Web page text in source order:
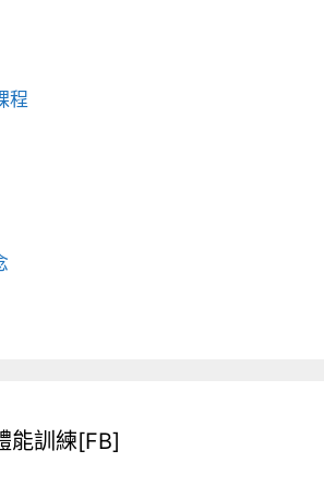
程
能訓練[FB]